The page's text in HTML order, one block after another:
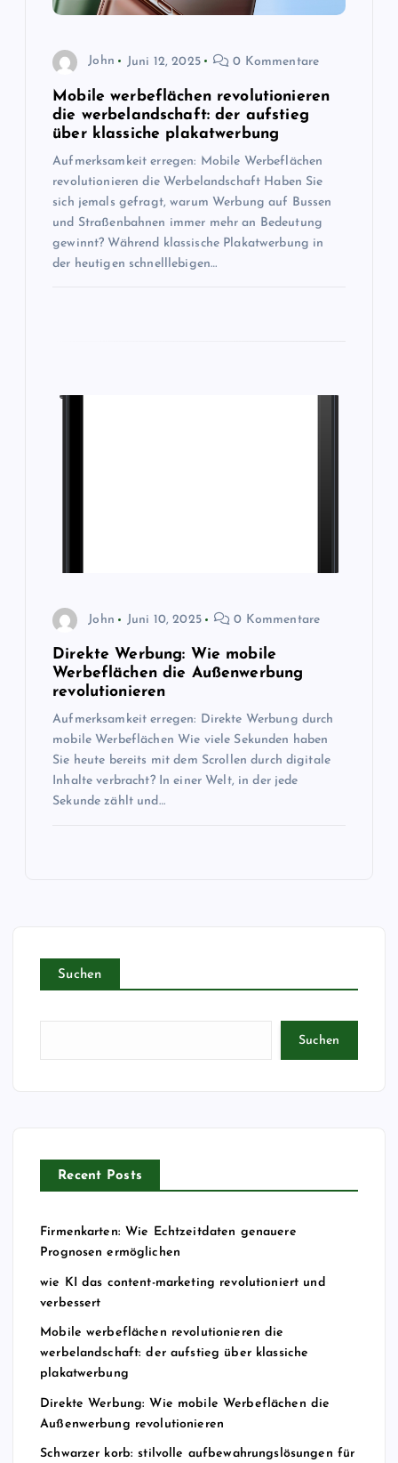
John Juni 12, 2025 0 Kommentare
Mobile werbeflächen revolutionieren
die werbelandschaft: der aufstieg
über klassiche plakatwerbung
Aufmerksamkeit erregen: Mobile Werbeflächen
revolutionieren die Werbelandschaft Haben Sie
sich jemals gefragt, warum Werbung auf Bussen
und Straßenbahnen immer mehr an Bedeutung
gewinnt? Während klassische Plakatwerbung in
der heutigen schnelllebigen…
John Juni 10, 2025 0 Kommentare
Direkte Werbung: Wie mobile
Werbeflächen die Außenwerbung
revolutionieren
Aufmerksamkeit erregen: Direkte Werbung durch
mobile Werbeflächen Wie viele Sekunden haben
Sie heute bereits mit dem Scrollen durch digitale
Inhalte verbracht? In einer Welt, in der jede
Sekunde zählt und…
Suchen
Suchen
Recent Posts
Firmenkarten: Wie Echtzeitdaten genauere
Prognosen ermöglichen
wie KI das content-marketing revolutioniert und
verbessert
Mobile werbeflächen revolutionieren die
werbelandschaft: der aufstieg über klassiche
plakatwerbung
Direkte Werbung: Wie mobile Werbeflächen die
Außenwerbung revolutionieren
Schwarzer korb: stilvolle aufbewahrungslösungen für